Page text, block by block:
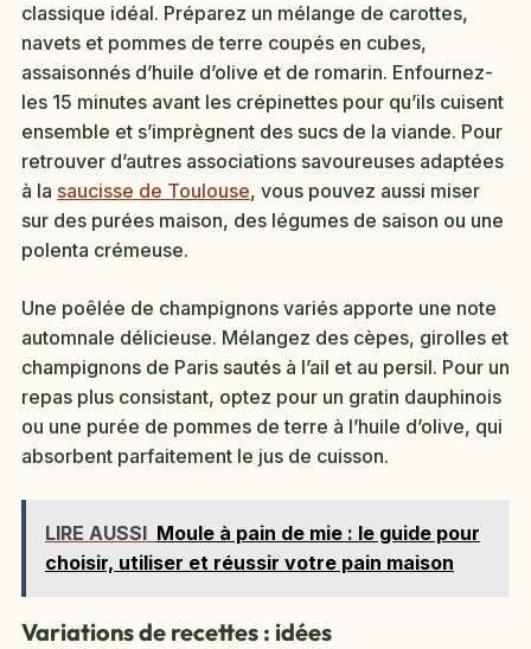
classique idéal. Préparez un mélange de carottes,
navets et pommes de terre coupés en cubes,
assaisonnés d’huile d’olive et de romarin. Enfournez-
les 15 minutes avant les crépinettes pour qu’ils cuisent
ensemble et s’imprègnent des sucs de la viande. Pour
retrouver d’autres associations savoureuses adaptées
à la saucisse de Toulouse, vous pouvez aussi miser
sur des purées maison, des légumes de saison ou une
polenta crémeuse.
Une poêlée de champignons variés apporte une note
automnale délicieuse. Mélangez des cèpes, girolles et
champignons de Paris sautés à l’ail et au persil. Pour un
repas plus consistant, optez pour un gratin dauphinois
ou une purée de pommes de terre à l’huile d’olive, qui
absorbent parfaitement le jus de cuisson.
LIRE AUSSI Moule à pain de mie : le guide pour
choisir, utiliser et réussir votre pain maison
Variations de recettes : idées